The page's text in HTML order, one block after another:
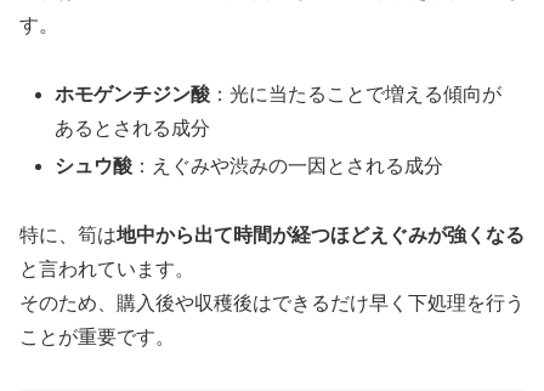
す。
ホモゲンチジン酸 ：光に当たることで増える傾向が
あるとされる成分
シュウ酸 ：えぐみや渋みの一因とされる成分
特に、筍は地中から出て時間が経つほどえぐみが強くなる
と言われています。
そのため、購入後や収穫後はできるだけ早く下処理を行う
ことが重要です。